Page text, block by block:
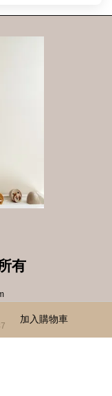
加入購物車
有